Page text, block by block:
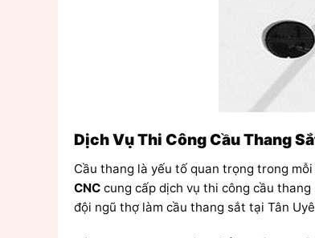
Dịch Vụ Thi Công Cầu Thang
Cầu thang là yếu tố quan trọng trong
CNC cung cấp dịch vụ thi công cầu
đội ngũ thợ làm cầu thang sắt tại Tân